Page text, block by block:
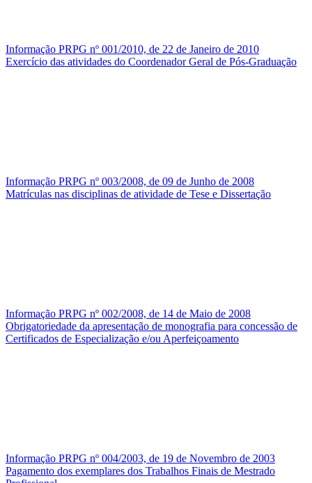
Informação PRPG nº 001/2010, de 22 de Janeiro de 2010
Exercício das atividades do Coordenador Geral de Pós-Graduação
Informação PRPG nº 003/2008, de 09 de Junho de 2008
Matrículas nas disciplinas de atividade de Tese e Dissertação
Informação PRPG nº 002/2008, de 14 de Maio de 2008
Obrigatoriedade da apresentação de monografia para concessão de
Certificados de Especialização e/ou Aperfeiçoamento
Informação PRPG nº 004/2003, de 19 de Novembro de 2003
Pagamento dos exemplares dos Trabalhos Finais de Mestrado